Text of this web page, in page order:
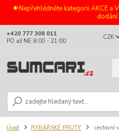
🐠Nepřehlédněte kategorii AKCE a
CZK
+420 777 308 011
PO až NE 8:00 - 21:00
Úvod RYBÁŘSKÉ PRUTY cestovní